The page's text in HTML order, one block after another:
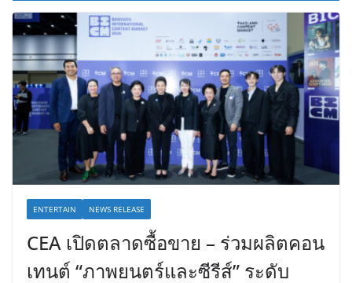
ENTERTAIN NEWS RELEASE
CEA เปิดตลาดซื้อขาย – ร่วมผลิตคอน
เทนต์ “ภาพยนตร์และซีรีส์” ระดับ